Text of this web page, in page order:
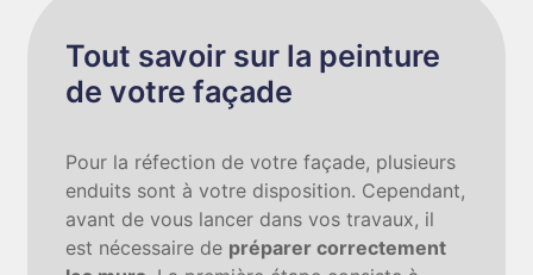
Tout savoir sur la peinture
de votre façade
Pour la réfection de votre façade, plusieurs
enduits sont à votre disposition. Cependant,
avant de vous lancer dans vos travaux, il
est nécessaire de préparer correctement